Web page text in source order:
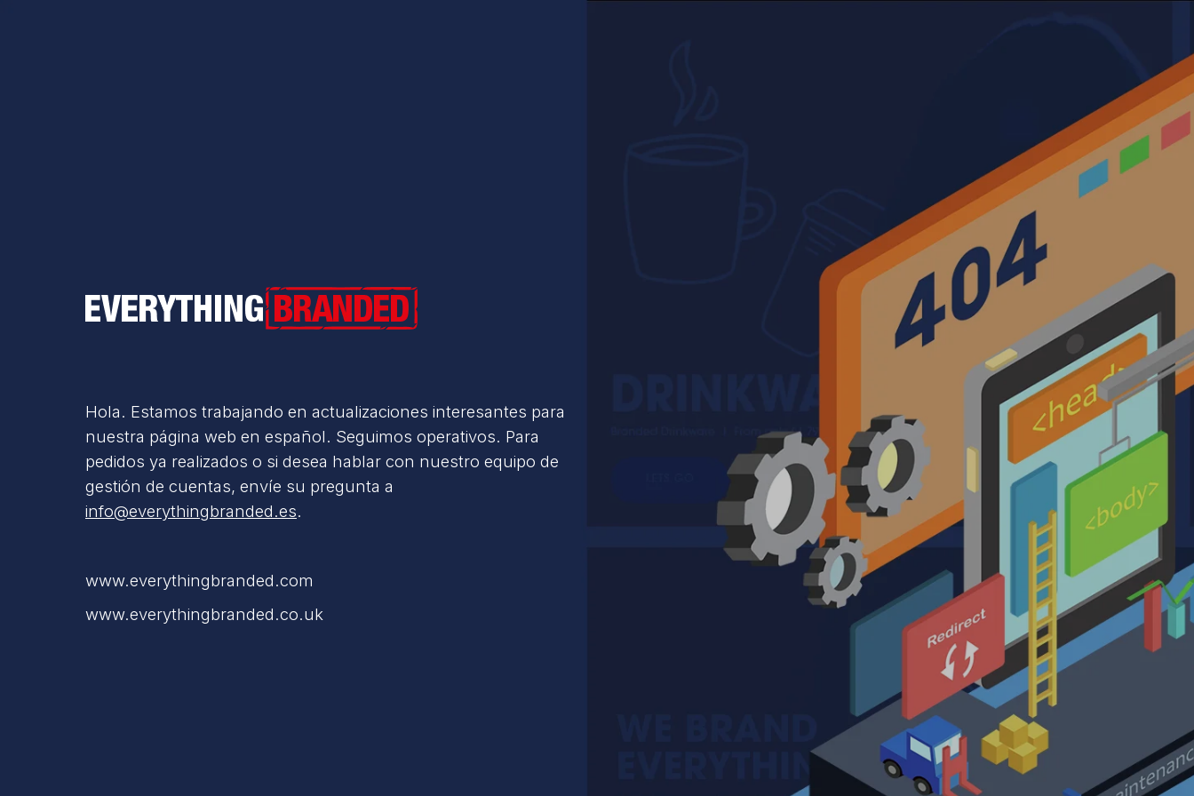
Everything Branded
Hola. Estamos trabajando en actualizaciones interesantes para
nuestra página web en español. Seguimos operativos. Para
pedidos ya realizados o si desea hablar con nuestro equipo de
gestión de cuentas, envíe su pregunta a
info@everythingbranded.es.
www.everythingbranded.com
www.everythingbranded.co.uk